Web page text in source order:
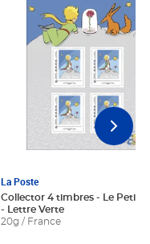
La Poste
Collector 4 timbres - Le Petit
- Lettre Verte
20g / France